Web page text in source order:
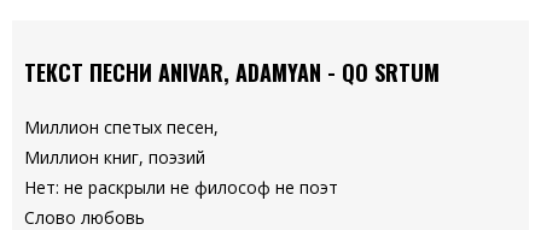
ТЕКСТ ПЕСНИ ANIVAR, ADAMYAN - QO SRTUM
Миллион спетых песен,
Миллион книг, поэзий
Нет: не раскрыли не философ не поэт
Слово любовь